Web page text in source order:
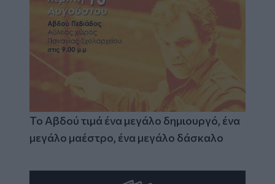
Το Αβδού τιμά ένα μεγάλο δημιουργό, ένα
μεγάλο μαέστρο, ένα μεγάλο δάσκαλο